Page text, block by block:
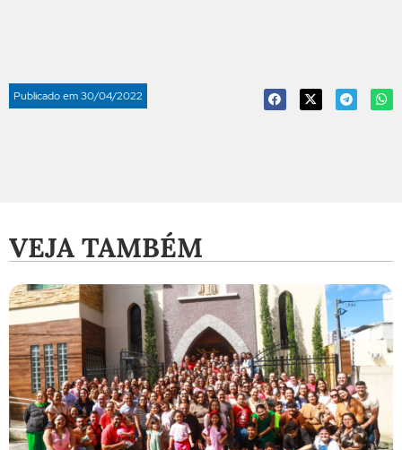
Publicado em30/04/2022
VEJA TAMBÉM